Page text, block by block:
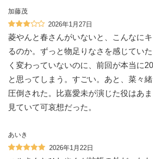
加藤茂
2026年1月27日
菱やんと春さんがいないと、こんなに
るのか。ずっと物足りなさを感じてい
く変わっていないのに、前回が本当に
と思ってしまう。すごい。あと、菜々
圧倒された。比嘉愛未が演じた役はあま
見ていて可哀想だった。
あいき
2026年1月22日